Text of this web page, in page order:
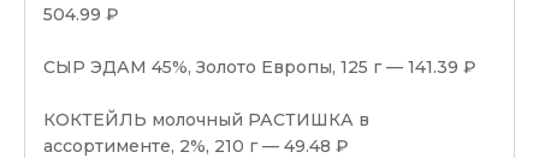
504.99 ₽
СЫР ЭДАМ 45%, Золото Европы, 125 г — 141.39 ₽
КОКТЕЙЛЬ молочный РАСТИШКА в
ассортименте, 2%, 210 г — 49.48 ₽